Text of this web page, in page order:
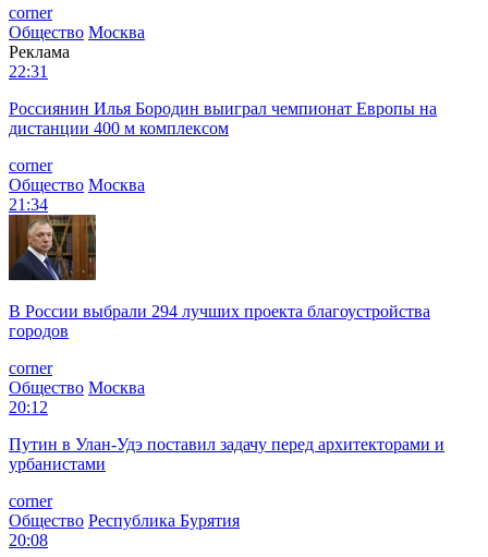
corner
Общество Москва
Реклама
22:31
Россиянин Илья Бородин выиграл чемпионат Европы на
дистанции 400 м комплексом
corner
Общество Москва
21:34
В России выбрали 294 лучших проекта благоустройства
городов
corner
Общество Москва
20:12
Путин в Улан-Удэ поставил задачу перед архитекторами и
урбанистами
corner
Общество Республика Бурятия
20:08